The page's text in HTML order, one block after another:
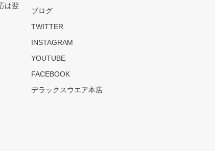
は翌
ブログ
TWITTER
INSTAGRAM
YOUTUBE
FACEBOOK
デラックスウエア本店